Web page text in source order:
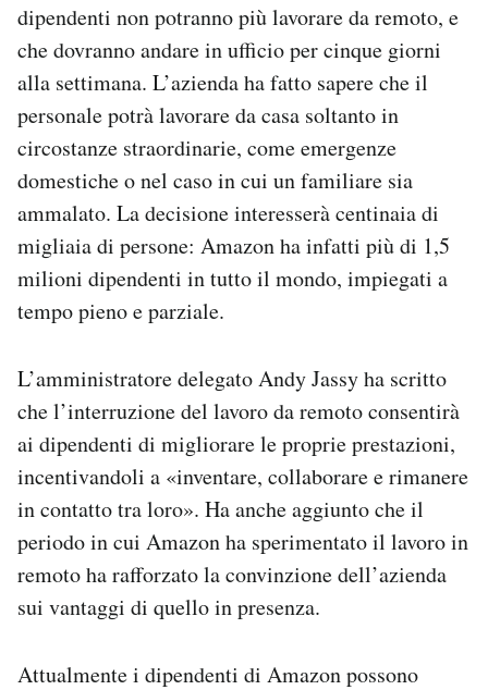
CALENDARIO
AREA PERSONALE
Area Personale
Newsletter
Regala il Post
Hai bisogno di aiuto?
Esci
dipendenti non potranno più lavorare da remoto, e
che dovranno andare in ufficio per cinque giorni
alla settimana. L’azienda ha fatto sapere che il
personale potrà lavorare da casa soltanto in
circostanze straordinarie, come emergenze
domestiche o nel caso in cui un familiare sia
ammalato. La decisione interesserà centinaia di
migliaia di persone: Amazon ha infatti più di 1,5
milioni dipendenti in tutto il mondo, impiegati a
tempo pieno e parziale.
L’amministratore delegato Andy Jassy ha scritto
che l’interruzione del lavoro da remoto consentirà
ai dipendenti di migliorare le proprie prestazioni,
incentivandoli a «inventare, collaborare e rimanere
in contatto tra loro». Ha anche aggiunto che il
periodo in cui Amazon ha sperimentato il lavoro in
remoto ha rafforzato la convinzione dell’azienda
sui vantaggi di quello in presenza.
Attualmente i dipendenti di Amazon possono